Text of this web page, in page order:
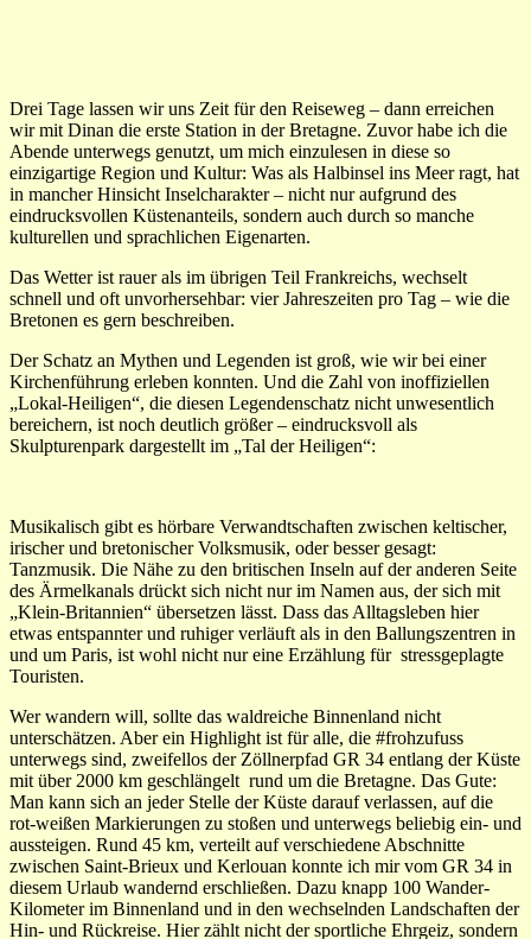
Drei Tage lassen wir uns Zeit für den Reiseweg – dann erreichen
wir mit Dinan die erste Station in der Bretagne. Zuvor habe ich die
Abende unterwegs genutzt, um mich einzulesen in diese so
einzigartige Region und Kultur: Was als Halbinsel ins Meer ragt, hat
in mancher Hinsicht Inselcharakter – nicht nur aufgrund des
eindrucksvollen Küstenanteils, sondern auch durch so manche
kulturellen und sprachlichen Eigenarten.
Das Wetter ist rauer als im übrigen Teil Frankreichs, wechselt
schnell und oft unvorhersehbar: vier Jahreszeiten pro Tag – wie die
Bretonen es gern beschreiben.
Der Schatz an Mythen und Legenden ist groß, wie wir bei einer
Kirchenführung erleben konnten. Und die Zahl von inoffiziellen
„Lokal-Heiligen“, die diesen Legendenschatz nicht unwesentlich
bereichern, ist noch deutlich größer – eindrucksvoll als
Skulpturenpark dargestellt im „Tal der Heiligen“:
Musikalisch gibt es hörbare Verwandtschaften zwischen keltischer,
irischer und bretonischer Volksmusik, oder besser gesagt:
Tanzmusik. Die Nähe zu den britischen Inseln auf der anderen Seite
des Ärmelkanals drückt sich nicht nur im Namen aus, der sich mit
„Klein-Britannien“ übersetzen lässt. Dass das Alltagsleben hier
etwas entspannter und ruhiger verläuft als in den Ballungszentren in
und um Paris, ist wohl nicht nur eine Erzählung für stressgeplagte
Touristen.
Wer wandern will, sollte das waldreiche Binnenland nicht
unterschätzen. Aber ein Highlight ist für alle, die #frohzufuss
unterwegs sind, zweifellos der Zöllnerpfad GR 34 entlang der Küste
mit über 2000 km geschlängelt rund um die Bretagne. Das Gute:
Man kann sich an jeder Stelle der Küste darauf verlassen, auf die
rot-weißen Markierungen zu stoßen und unterwegs beliebig ein- und
aussteigen. Rund 45 km, verteilt auf verschiedene Abschnitte
zwischen Saint-Brieux und Kerlouan konnte ich mir vom GR 34 in
diesem Urlaub wandernd erschließen. Dazu knapp 100 Wander-
Kilometer im Binnenland und in den wechselnden Landschaften der
Hin- und Rückreise. Hier zählt nicht der sportliche Ehrgeiz, sondern